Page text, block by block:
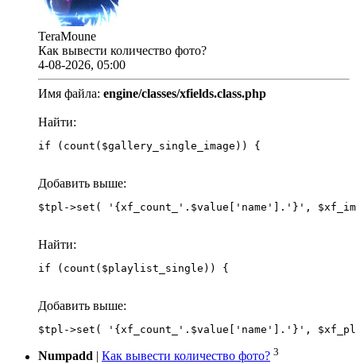
TeraMoune
Как вывести количество фото?
4-08-2026, 05:00
Имя файла: engine/classes/xfields.class.php
Найти:
if (count($gallery_single_image)) {
Добавить выше:
Найти:
if (count($playlist_single)) {
Добавить выше:
Numpadd Как вывести количество фото? 3